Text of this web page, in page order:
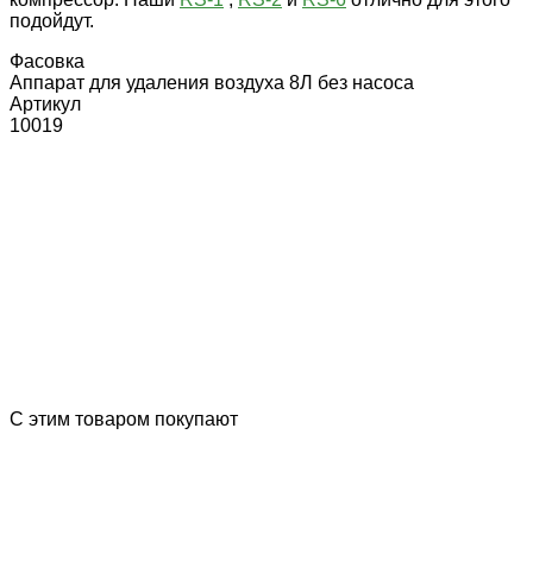
подойдут.
Фасовка
Аппарат для удаления воздуха 8Л без насоса
Артикул
10019
С этим товаром покупают